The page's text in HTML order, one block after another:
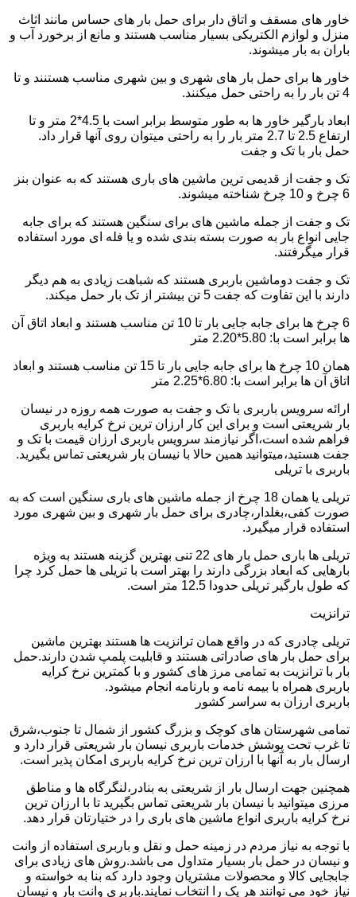
خاور های مسقف و اتاق دار برای حمل بار های حساس مانند اثاث
منزل و لوازم الکتریکی بسیار مناسب هستند و مانع از برخورد آب و
باران به بار میشوند.
خاور ها برای حمل بار های شهری و بین شهری مناسب هستنند و تا
4 تن بار را به راحتی حمل میکنند.
ابعاد بارگیر خاور ها به طور متوسط برابر است با 4.5*2 متر و تا
ارتفاع 2.5 تا 2.7 متر بار را به راحتی میتوان روی آنها قرار داد.
حمل بار با تک و جفت
تک و جفت از قدیمی ترین ماشین های باری هستند که به عنوان بنز
6 چرخ و 10 چرخ شناخته میشوند.
تک و جفت از جمله ماشین های برای سنگین هستند که برای جابه
جایی انواع بار به صورت بسته بندی شده و یا فله ای مورد استفاده
قرار میگرفتند.
تک و جفت دوماشین باربری هستند که شباهت زیادی به هم دیگر
دارند با این تفاوت که جفت 5 تن بیشتر از تک بار حمل میکند.
6 چرخ ها برای جابه جایی بار تا 10 تن مناسب هستند و ابعاد اتاق آن
ها برابر است با: 5.80*2.20 متر
همان 10 چرخ ها برای جابه جایی بار تا 15 تن مناسب هستند و ابعاد
اتاق آن ها برابر است با: 6.80*2.25 متر
ارائه سرویس باربری با تک و جفت به صورت همه روزه در نیسان
بار شریعتی است و برای این کار ارزان ترین نرخ کرایه باربری
فراهم شده است،اگر نیازمند سرویس باربری ارزان قیمت با تک و
جفت هستید،میتوانید همین حالا با نیسان بار شریعتی تماس بگیرید.
باربری با تریلی
تریلی یا همان 18 چرخ از جمله ماشین های باری سنگین است که به
صورت کفی،بغلدار،چادری برای حمل بار شهری و بین شهری مورد
استفاده قرار میگیرد.
تریلی ها باری حمل بار های 22 تنی بهترین گزینه هستند به ویژه
بارهایی که ابعاد بزرگی دارند را بهتر است با تریلی ها حمل کرد چرا
که طول بارگیر تریلی حدودا 12.5 متر است.
ترانزیت
تریلی چادری که در واقع همان ترانزیت ها هستند بهترین ماشین
برای حمل بار های صادراتی هستند و قابلیت پلمپ شدن دارند.حمل
بار با ترانزیت به تمامی مرز های کشور و با کمترین نرخ کرایه
باربری همراه با بیمه نامه و بارنامه انجام میشود.
باربری ارزان به سراسر کشور
تمامی شهرستان های کوچک و بزرگ کشور از شمال تا جنوب،شرق
تا غرب تحت پوشش خدمات باربری نیسان بار شریعتی قرار دارد و
ارسال بار به آنها با ارزان ترین نرخ کرایه باربری امکان پذیر است.
همچنین جهت ارسال بار از شریعتی به بنادر،لنگرگاه ها و مناطق
مرزی میتوانید با نیسان بار شریعتی تماس بگیرید تا با ارزان ترین
نرخ کرایه باربری انواع ماشین های باری را در ختیارتان قرار دهد.
با توجه به نیاز مردم در زمینه حمل و نقل و باربری استفاده از وانت
و نیسان در حمل بار بسیار متداول می باشد.روش های زیادی برای
جابجایی کالا و محصولات مشتریان وجود دارد که بنا به خواسته و
نیاز خود می توانند هر یک را انتخاب نمایند.باربری وانت بار و نیسان